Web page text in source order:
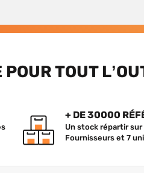
TOUT
+ DE 30000
Un stock répartir sur
Fournisseurs et 7